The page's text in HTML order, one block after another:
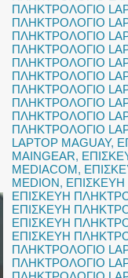
ΠΛΗΚΤΡΟΛΟΓΙΟ
ΠΛΗΚΤΡΟΛΟΓΙΟ
ΠΛΗΚΤΡΟΛΟΓΙΟ
ΠΛΗΚΤΡΟΛΟΓΙΟ
ΠΛΗΚΤΡΟΛΟΓΙΟ
ΠΛΗΚΤΡΟΛΟΓΙΟ
ΠΛΗΚΤΡΟΛΟΓΙΟ
ΠΛΗΚΤΡΟΛΟΓΙΟ
ΠΛΗΚΤΡΟΛΟΓΙΟ
ΠΛΗΚΤΡΟΛΟΓΙΟ
LAPTOP MAGUAY,
MAINGEAR,
MEDIACOM,
MEDION, ΕΠΙΣΚΕΥΗ
ΕΠΙΣΚΕΥΗ
ΕΠΙΣΚΕΥΗ
ΕΠΙΣΚΕΥΗ
ΕΠΙΣΚΕΥΗ
ΠΛΗΚΤΡΟΛΟΓΙΟ
ΠΛΗΚΤΡΟΛΟΓΙΟ